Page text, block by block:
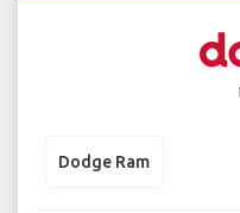
Dodge Ram